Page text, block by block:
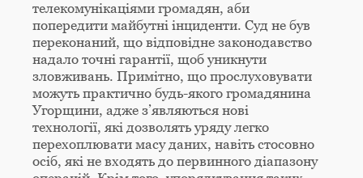
телекомунікаціями громадян, аби
попередити майбутні інциденти. Суд не був
переконаний, що відповідне законодавство
надало точні гарантії, щоб уникнути
зловживань. Примітно, що прослуховувати
можуть практично будь-якого громадянина
Угорщини, адже з’являються нові
технології, які дозволять уряду легко
перехоплювати масу даних, навіть стосовно
осіб, які не входять до первинного діапазону